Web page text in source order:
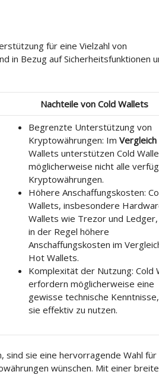
für eine Vielzahl von
in Bezug auf Sicherheitsfunktionen
Nachteile von Cold Wallets
Begrenzte Unterstützung von
Kryptowährungen: Im Vergleich
Wallets unterstützen Cold
möglicherweise nicht alle
Kryptowährungen.
Höhere Anschaffungskosten:
Wallets, insbesondere
Wallets wie Trezor und Ledger,
in der Regel höhere
Anschaffungskosten im
Hot Wallets.
Komplexität der Nutzung: Cold
erfordern möglicherweise eine
gewisse technische
sie effektiv zu nutzen.
sind sie eine hervorragende Wahl für
wünschen. Mit einer